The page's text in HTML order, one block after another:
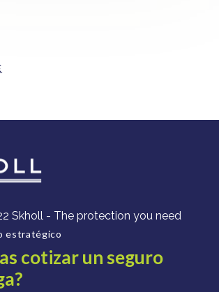
Skholl - The protection you need
estratégico
cotizar un seguro